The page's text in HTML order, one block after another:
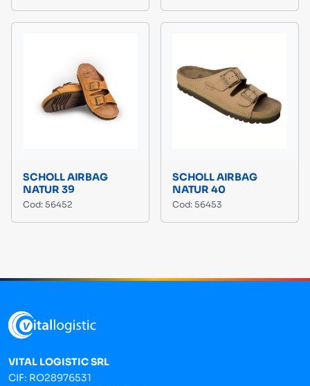
SCHOLL AIRBAG
NATUR 39
Cod: 56452
SCHOLL AIRBAG
NATUR 40
Cod: 56453
VITAL LOGISTIC SRL
CIF: RO28976531